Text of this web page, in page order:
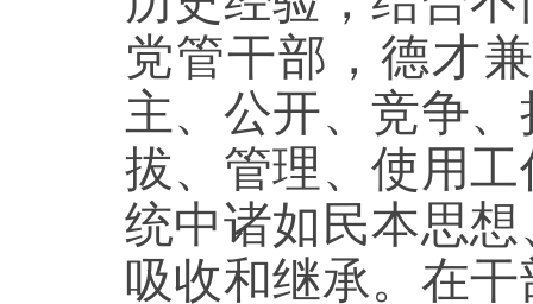
党管干部，德才
主、公开、竞争
拔、管理、使用
统中诸如民本思
吸收和继承。在